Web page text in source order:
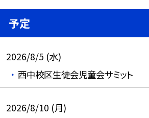
予定
2026/8/5 (水)
西中校区生徒会児童会サミット
2026/8/10 (月)